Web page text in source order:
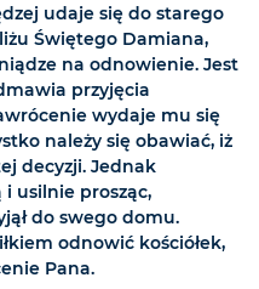
udaje się do starego
Świętego Damiana,
na odnowienie. Jest
przyjęcia
wydaje mu się
należy się obawiać, iż
decyzji. Jednak
i usilnie prosząc,
do swego domu.
odnowić kościółek,
Pana.